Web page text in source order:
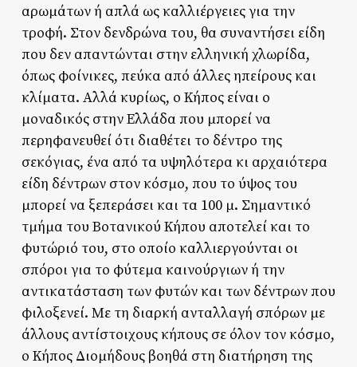
αρωμάτων ή απλά ως καλλιέργειες για την
τροφή. Στον δενδρώνα του, θα συναντήσει είδη
που δεν απαντώνται στην ελληνική χλωρίδα,
όπως φοίνικες, πεύκα από άλλες ηπείρους και
κλίματα. Αλλά κυρίως, ο Κήπος είναι ο
μοναδικός στην Ελλάδα που μπορεί να
περηφανευθεί ότι διαθέτει το δέντρο της
σεκόγιας, ένα από τα υψηλότερα κι αρχαιότερα
είδη δέντρων στον κόσμο, που το ύψος του
μπορεί να ξεπεράσει και τα 100 μ. Σημαντικό
τμήμα του Βοτανικού Κήπου αποτελεί και το
φυτώριό του, στο οποίο καλλιεργούνται οι
σπόροι για το φύτεμα καινούργιων ή την
αντικατάσταση των φυτών και των δέντρων που
φιλοξενεί. Με τη διαρκή ανταλλαγή σπόρων με
άλλους αντίστοιχους κήπους σε όλον τον κόσμο,
ο Κήπος Διομήδους βοηθά στη διατήρηση της